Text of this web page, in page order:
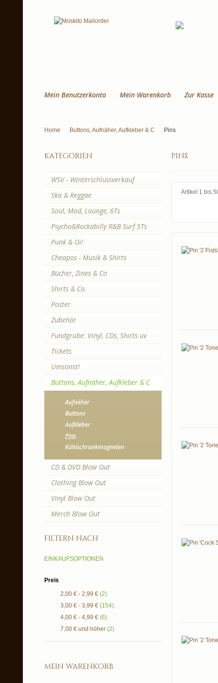
Mein Benutzerkonto Mein Warenkorb Zur Kasse
Home Buttons, Aufnäher, Aufkleber & C Pins
pins
Artikel 1 bis
kategorien
WSV - Winterschlussverkauf
Ska & Reggae
Soul, Mod, Lounge, 6Ts
Psycho&Rockabilly R&B Surf 5Ts
Punk & Oi!
Cheapos - Musik & Shirts
Bücher, Zines & Co
Shirts & Co.
Poster
Zubehör
Fundgrube: Vinyl, CDs, Shirts uv
Tickets
Umsonst!
Buttons, Aufnäher, Aufkleber & C
Aufnäher
Buttons
Aufkleber
Pins
Kühlschrankmagneten
CD & DVD Blow Out
Clothing Blow Out
Vinyl Blow Out
Merch Blow Out
filtern nach
EINKAUFSOPTIONEN
Preis
2,00 €- 2,99 €(2)
3,00 €- 3,99 €(154)
4,00 €- 4,99 €(6)
7,00 €und höher (2)
mein warenkorb